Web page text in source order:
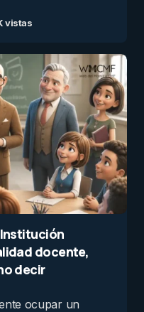
vistas
docente,
decir
ocupar un